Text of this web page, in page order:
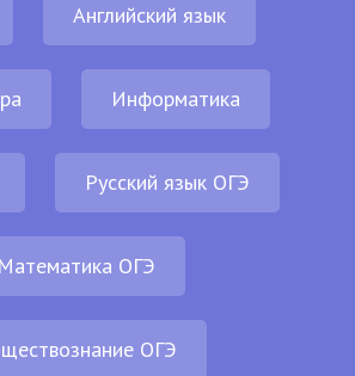
Английский язык
Информатика
Русский язык ОГЭ
Математика ОГЭ
ОГЭ